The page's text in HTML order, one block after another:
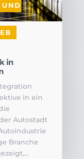
in
in ein
Autostadt
Branche